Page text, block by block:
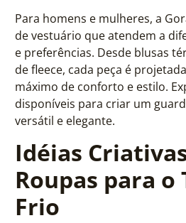
Para homens e mulheres, a
de vestuário que atendem a
e preferências. Desde blusas
de fleece, cada peça é
máximo de conforto e estilo.
disponíveis para criar um
versátil e elegante.
Idéias
Roupas para o
Frio